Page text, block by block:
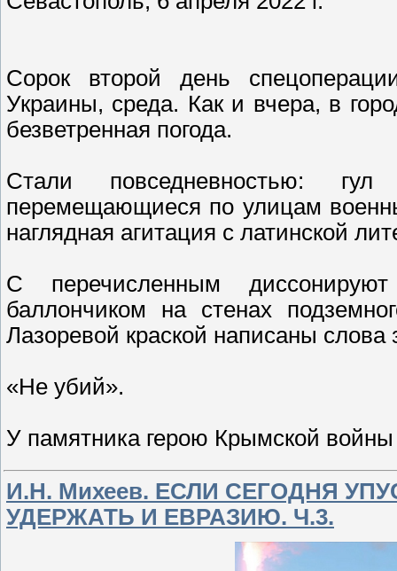
Сорок второй день
Украины, среда. Как и вчера, в
безветренная погода.
Стали повседневностью:
перемещающиеся по улицам
наглядная агитация с латинской
С перечисленным
баллончиком на стенах
Лазоревой краской написаны слова
«Не убий».
У памятника герою Крымской
И.Н. Михеев. ЕСЛИ СЕГОДНЯ
УДЕРЖАТЬ И ЕВРАЗИЮ. Ч.3.